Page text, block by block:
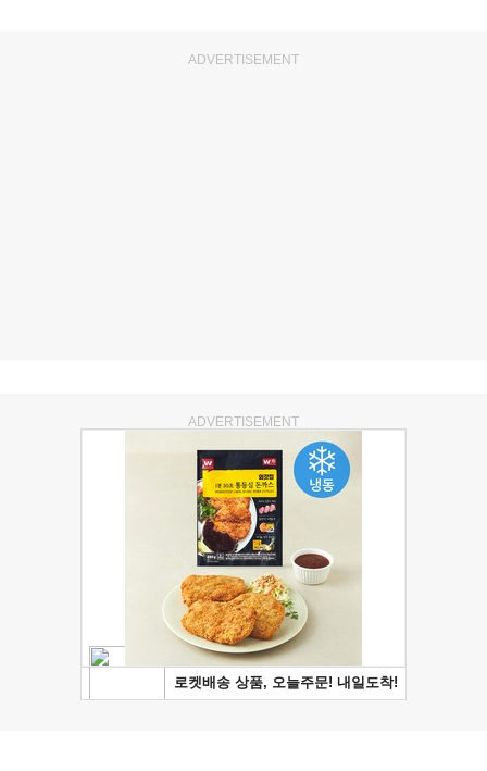
ADVERTISEMENT
ADVERTISEMENT